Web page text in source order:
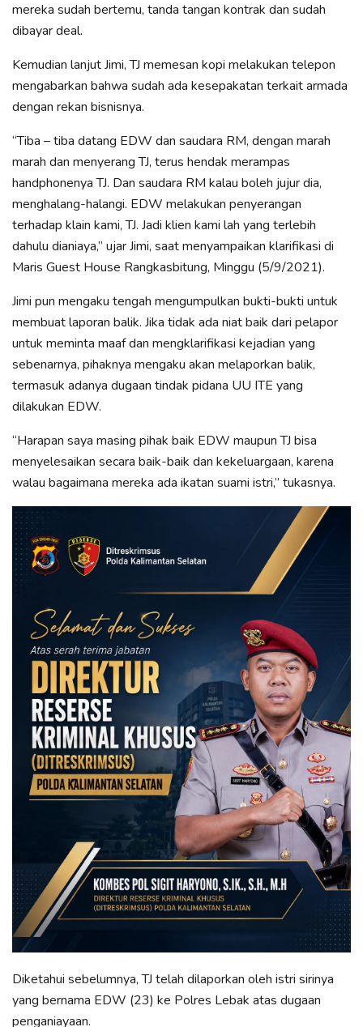
mereka sudah bertemu, tanda tangan kontrak dan sudah
dibayar deal.
Kemudian lanjut Jimi, TJ memesan kopi melakukan telepon
mengabarkan bahwa sudah ada kesepakatan terkait armada
dengan rekan bisnisnya.
“Tiba – tiba datang EDW dan saudara RM, dengan marah
marah dan menyerang TJ, terus hendak merampas
handphonenya TJ. Dan saudara RM kalau boleh jujur dia,
menghalang-halangi. EDW melakukan penyerangan
terhadap klain kami, TJ. Jadi klien kami lah yang terlebih
dahulu dianiaya,” ujar Jimi, saat menyampaikan klarifikasi di
Maris Guest House Rangkasbitung, Minggu (5/9/2021).
Jimi pun mengaku tengah mengumpulkan bukti-bukti untuk
membuat laporan balik. Jika tidak ada niat baik dari pelapor
untuk meminta maaf dan mengklarifikasi kejadian yang
sebenarnya, pihaknya mengaku akan melaporkan balik,
termasuk adanya dugaan tindak pidana UU ITE yang
dilakukan EDW.
“Harapan saya masing pihak baik EDW maupun TJ bisa
menyelesaikan secara baik-baik dan kekeluargaan, karena
walau bagaimana mereka ada ikatan suami istri,” tukasnya.
Diketahui sebelumnya, TJ telah dilaporkan oleh istri sirinya
yang bernama EDW (23) ke Polres Lebak atas dugaan
penganiayaan.